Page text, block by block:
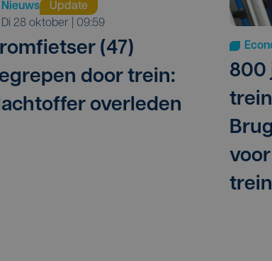
Nieuws
Update
di 28 oktober | 09:59
(47)
door trein:
overleden
800